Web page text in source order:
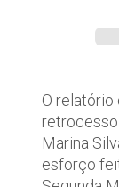
O relatório
retrocesso
Marina
esforço